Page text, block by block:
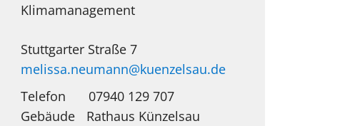
Klimamanagement
Stuttgarter Straße 7
melissa.neumann@kuenzelsau.de
Telefon
07940 129 707
Rathaus Künzelsau